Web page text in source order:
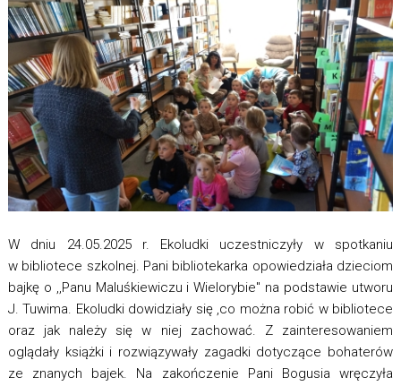
W dniu 24.05.2025 r. Ekoludki uczestniczyły w spotkaniu
w bibliotece szkolnej. Pani bibliotekarka opowiedziała dzieciom
bajkę o ,,Panu Maluśkiewiczu i Wielorybie" na podstawie utworu
J. Tuwima. Ekoludki dowidziały się ,co można robić w bibliotece
oraz jak należy się w niej zachować. Z zainteresowaniem
oglądały książki i rozwiązywały zagadki dotyczące bohaterów
ze znanych bajek. Na zakończenie Pani Bogusia wręczyła